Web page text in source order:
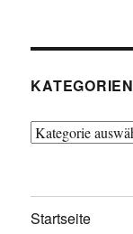
KATEGORIEN
Kategorien
Startseite